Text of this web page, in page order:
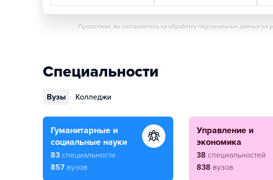
Продолжая, вы соглашаетесь на обработку персональных данных на
Специальности
Вузы Колледжи
гуманитарные и
социальные науки
83 специальности
857 вузов
управление и
экономика
38 специальностей
838 вузов